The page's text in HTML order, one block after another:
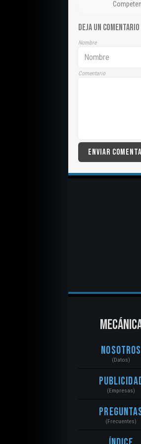
DEJA UN COMENTARIO
Nombre
Comentario
Nosotros
(Datos)
(Empresas)
(Frecuentes)